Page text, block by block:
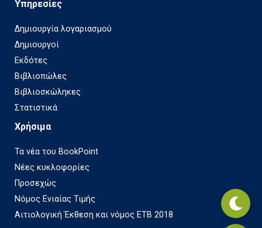
Υπηρεσίες
Δημιουργία λογαριασμού
Δημιουργοί
Εκδότες
Βιβλιοπώλες
Βιβλιοσκώληκες
Στατιστικά
Χρήσιμα
Τα νέα του BookPoint
Νέες κυκλοφορίες
Προσεχώς
Νόμος Ενιαίας Τιμής
Αιτιολογική Έκθεση και νόμος ΕΤΒ 2018